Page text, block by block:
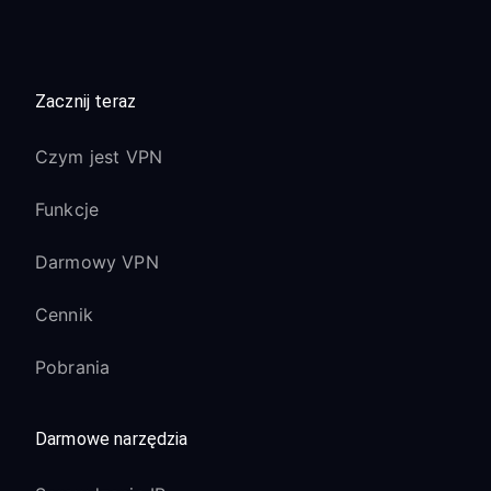
mogą być zablokowane regionalnie
połączenie VPN
Zacznij teraz
Czym jest VPN
Funkcje
Darmowy VPN
Cennik
Pobrania
Darmowe narzędzia